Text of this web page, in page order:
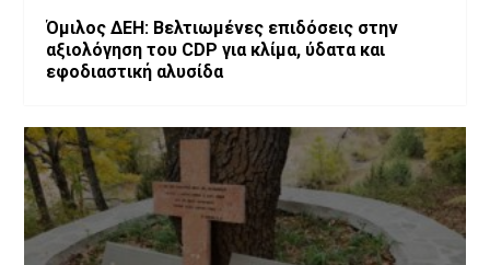
Όμιλος ΔΕΗ: Βελτιωμένες επιδόσεις στην
αξιολόγηση του CDP για κλίμα, ύδατα και
εφοδιαστική αλυσίδα